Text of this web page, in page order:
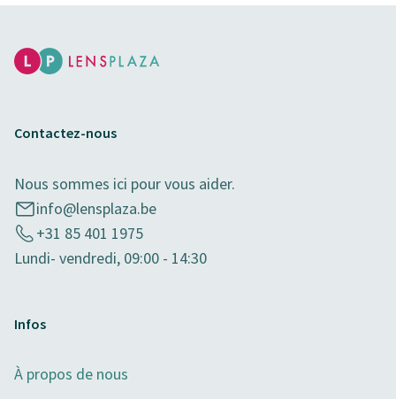
Contactez-nous
Nous sommes ici pour vous aider.
info@lensplaza.be
+31 85 401 1975
Lundi- vendredi, 09:00 - 14:30
Infos
À propos de nous